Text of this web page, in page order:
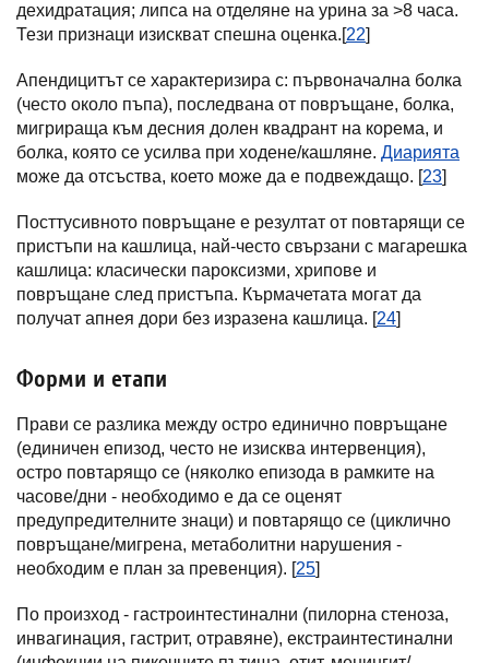
дехидратация; липса на отделяне на урина за >8 часа.
Тези признаци изискват спешна оценка.[22]
Апендицитът се характеризира с: първоначална болка
(често около пъпа), последвана от повръщане, болка,
мигрираща към десния долен квадрант на корема, и
болка, която се усилва при ходене/кашляне. Диарията
може да отсъства, което може да е подвеждащо. [23]
Посттусивното повръщане е резултат от повтарящи се
пристъпи на кашлица, най-често свързани с магарешка
кашлица: класически пароксизми, хрипове и
повръщане след пристъпа. Кърмачетата могат да
получат апнея дори без изразена кашлица. [24]
Форми и етапи
Прави се разлика между остро единично повръщане
(единичен епизод, често не изисква интервенция),
остро повтарящо се (няколко епизода в рамките на
часове/дни - необходимо е да се оценят
предупредителните знаци) и повтарящо се (циклично
повръщане/мигрена, метаболитни нарушения -
необходим е план за превенция). [25]
По произход - гастроинтестинални (пилорна стеноза,
инвагинация, гастрит, отравяне), екстраинтестинални